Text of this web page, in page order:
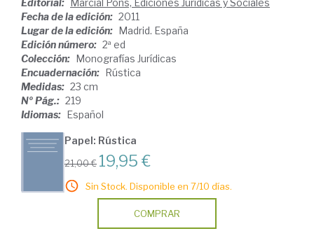
Fecha de la edición: 2011
Lugar de la edición: Madrid. España
Edición número: 2ª ed
Colección: Monografías Jurídicas
Encuadernación: Rústica
Medidas: 23 cm
Nº Pág.: 219
Idiomas: Español
Papel: Rústica
21,00 € 19,95 €
Sin Stock. Disponible en 7/10 días.
COMPRAR